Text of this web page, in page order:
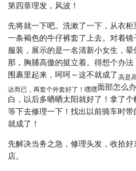
第四章理发，风波！
先将就一下吧。洗漱了一下，从衣柜
一条褐色的牛仔裤套了上去。对着
服装，展示的是一名清新小女生，
那，胸脯高傲的挺立着。得想个办
围裹里起来，呵呵～这不就成了 高是
达而已，再套个外套好了！嘿嘿面部怎么
白，以后多晒晒太阳就好了！拿了
等下去修理一下！找出以前骑车时
就成了！
先解决当务之急，修理头发，收拾
店。